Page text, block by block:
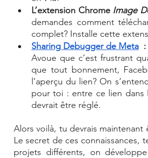
L’extension Chrome Image
demandes comment
complet? Installe cette
Sharing Debugger de Meta
  :
Avoue que c’est frustrant
que tout bonnement,
l’aperçu du lien? On
pour toi : entre ce lien dans
devrait être réglé.
Alors voilà, tu devrais
Le secret de ces connaissances,
projets différents, on